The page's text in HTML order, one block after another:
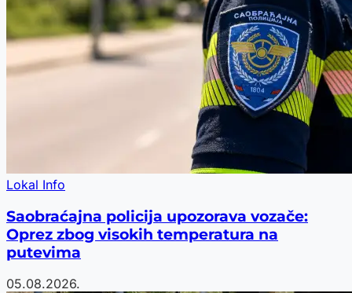
Lokal Info
Saobraćajna policija upozorava vozače:
Oprez zbog visokih temperatura na
putevima
05.08.2026.